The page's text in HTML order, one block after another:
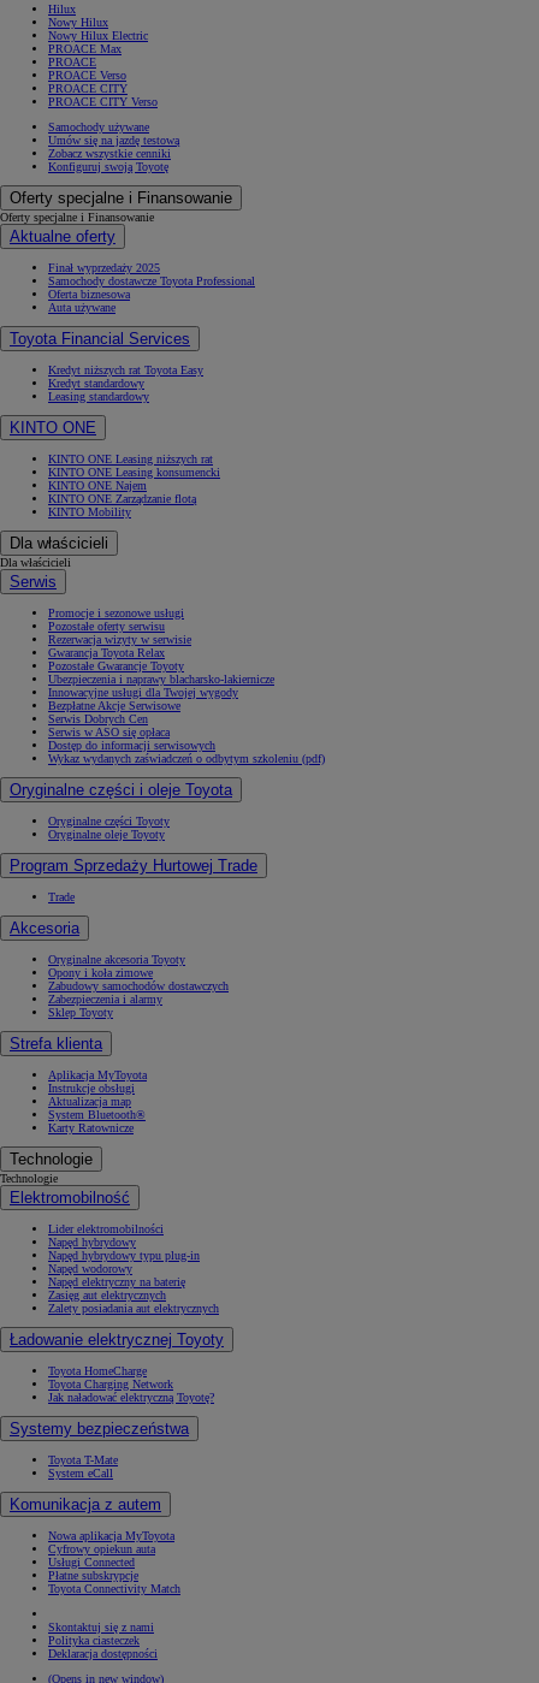
Hilux
Nowy Hilux
Nowy Hilux Electric
PROACE Max
PROACE
PROACE Verso
PROACE CITY
PROACE CITY Verso
Samochody używane
Umów się na jazdę testową
Zobacz wszystkie cenniki
Konfiguruj swoją Toyotę
Oferty specjalne i Finansowanie
Oferty specjalne i Finansowanie
Aktualne oferty
Finał wyprzedaży 2025
Samochody dostawcze Toyota Professional
Oferta biznesowa
Auta używane
Toyota Financial Services
Kredyt niższych rat Toyota Easy
Kredyt standardowy
Leasing standardowy
KINTO ONE
KINTO ONE Leasing niższych rat
KINTO ONE Leasing konsumencki
KINTO ONE Najem
KINTO ONE Zarządzanie flotą
KINTO Mobility
Dla właścicieli
Dla właścicieli
Serwis
Promocje i sezonowe usługi
Pozostałe oferty serwisu
Rezerwacja wizyty w serwisie
Gwarancja Toyota Relax
Pozostałe Gwarancje Toyoty
Ubezpieczenia i naprawy blacharsko-lakiernicze
Innowacyjne usługi dla Twojej wygody
Bezpłatne Akcje Serwisowe
Serwis Dobrych Cen
Serwis w ASO się opłaca
Dostęp do informacji serwisowych
Wykaz wydanych zaświadczeń o odbytym szkoleniu (pdf)
Oryginalne części i oleje Toyota
Oryginalne części Toyoty
Oryginalne oleje Toyoty
Program Sprzedaży Hurtowej Trade
Trade
Akcesoria
Oryginalne akcesoria Toyoty
Opony i koła zimowe
Zabudowy samochodów dostawczych
Zabezpieczenia i alarmy
Sklep Toyoty
Strefa klienta
Aplikacja MyToyota
Instrukcje obsługi
Aktualizacja map
System Bluetooth®
Karty Ratownicze
Technologie
Technologie
Elektromobilność
Lider elektromobilności
Napęd hybrydowy
Napęd hybrydowy typu plug-in
Napęd wodorowy
Napęd elektryczny na baterię
Zasięg aut elektrycznych
Zalety posiadania aut elektrycznych
Ładowanie elektrycznej Toyoty
Toyota HomeCharge
Toyota Charging Network
Jak naładować elektryczną Toyotę?
Systemy bezpieczeństwa
Toyota T-Mate
System eCall
Komunikacja z autem
Nowa aplikacja MyToyota
Cyfrowy opiekun auta
Usługi Connected
Płatne subskrypcje
Toyota Connectivity Match
Skontaktuj się z nami
Polityka ciasteczek
Deklaracja dostępności
(Opens in new window)